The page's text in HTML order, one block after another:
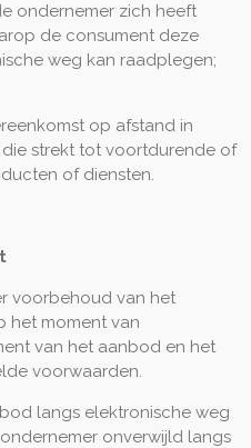
ondernemer zich heeft
de consument deze
weg kan raadplegen;
op afstand in
strekt tot voortdurende of
of diensten.
voorbehoud van het
het moment van
van het aanbod en het
voorwaarden.
langs elektronische weg
onverwijld langs